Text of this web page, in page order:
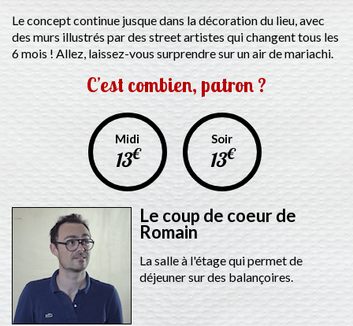
Le concept continue jusque dans la décoration du lieu, avec
des murs illustrés par des street artistes qui changent tous les
6 mois ! Allez, laissez-vous surprendre sur un air de mariachi.
C’est combien, patron ?
Midi
13€
Soir
13€
Le coup de coeur de
Romain
La salle à l'étage qui permet de
déjeuner sur des balançoires.